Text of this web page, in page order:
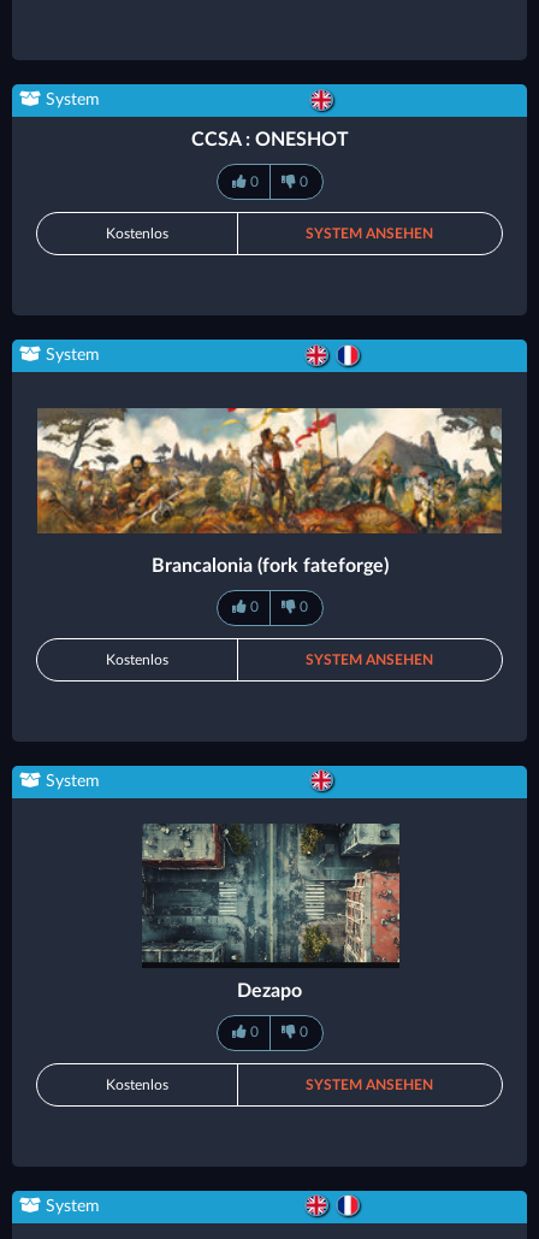
System
CCSA : ONESHOT
0 0
Kostenlos SYSTEM ANSEHEN
System
Brancalonia (fork fateforge)
0 0
Kostenlos SYSTEM ANSEHEN
System
Dezapo
0 0
Kostenlos SYSTEM ANSEHEN
System